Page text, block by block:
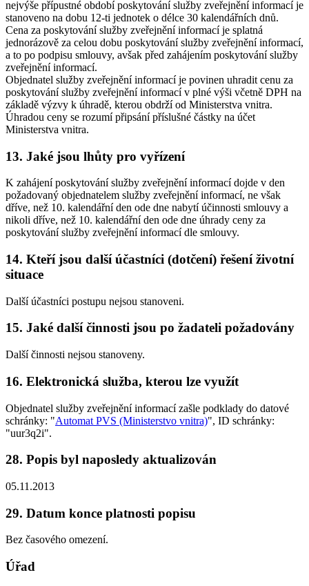
nejvýše přípustné období poskytování služby zveřejnění informací je
stanoveno na dobu 12-ti jednotek o délce 30 kalendářních dnů.
Cena za poskytování služby zveřejnění informací je splatná
jednorázově za celou dobu poskytování služby zveřejnění informací,
a to po podpisu smlouvy, avšak před zahájením poskytování služby
zveřejnění informací.
Objednatel služby zveřejnění informací je povinen uhradit cenu za
poskytování služby zveřejnění informací v plné výši včetně DPH na
základě výzvy k úhradě, kterou obdrží od Ministerstva vnitra.
Úhradou ceny se rozumí připsání příslušné částky na účet
Ministerstva vnitra.
13. Jaké jsou lhůty pro vyřízení
K zahájení poskytování služby zveřejnění informací dojde v den
požadovaný objednatelem služby zveřejnění informací, ne však
dříve, než 10. kalendářní den ode dne nabytí účinnosti smlouvy a
nikoli dříve, než 10. kalendářní den ode dne úhrady ceny za
poskytování služby zveřejnění informací dle smlouvy.
14. Kteří jsou další účastníci (dotčení) řešení životní
situace
Další účastníci postupu nejsou stanoveni.
15. Jaké další činnosti jsou po žadateli požadovány
Další činnosti nejsou stanoveny.
16. Elektronická služba, kterou lze využít
Objednatel služby zveřejnění informací zašle podklady do datové
schránky: "Automat PVS (Ministerstvo vnitra)", ID schránky:
"uur3q2i".
28. Popis byl naposledy aktualizován
05.11.2013
29. Datum konce platnosti popisu
Bez časového omezení.
Úřad